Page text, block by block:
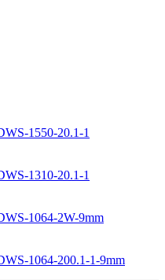
1550-20.1-1
1310-20.1-1
1064-2W-9mm
1064-200.1-1-9mm